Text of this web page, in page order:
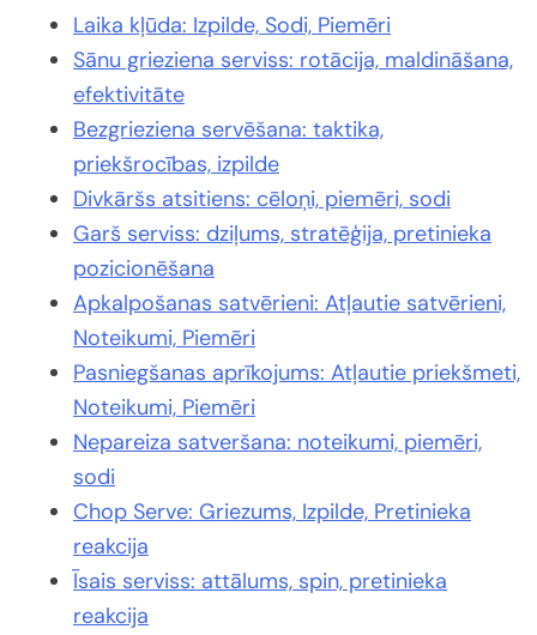
Laika kļūda: Izpilde, Sodi, Piemēri
Sānu grieziena serviss: rotācija, maldināšana,
efektivitāte
Bezgrieziena servēšana: taktika,
priekšrocības, izpilde
Divkāršs atsitiens: cēloņi, piemēri, sodi
Garš serviss: dziļums, stratēģija, pretinieka
pozicionēšana
Apkalpošanas satvērieni: Atļautie satvērieni,
Noteikumi, Piemēri
Pasniegšanas aprīkojums: Atļautie priekšmeti,
Noteikumi, Piemēri
Nepareiza satveršana: noteikumi, piemēri,
sodi
Chop Serve: Griezums, Izpilde, Pretinieka
reakcija
Īsais serviss: attālums, spin, pretinieka
reakcija